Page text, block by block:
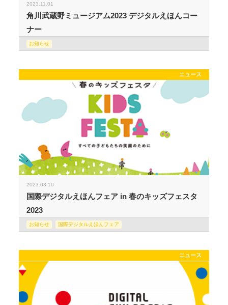
2023.11.01
角川武蔵野ミュージアム2023 デジタルえほんコー
ナー
お知らせ
ニュース
2023.03.10
国際デジタルえほんフェア in 春のキッズフェスタ
2023
お知らせ 国際デジタルえほんフェア
ニュース